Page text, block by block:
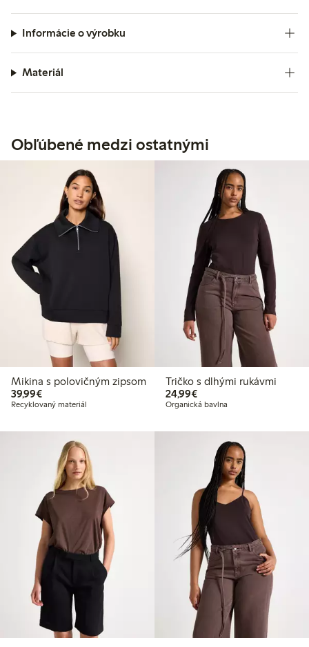
Informácie o výrobku
Materiál
Obľúbené medzi ostatnými
Mikina s polovičným zipsom
39,99€39,99 €
Recyklovaný materiál
Tričko s dlhými rukávmi
24,99€24,99 €
Organická bavlna